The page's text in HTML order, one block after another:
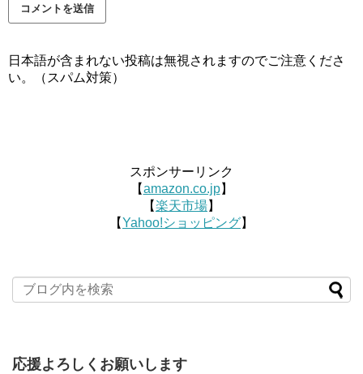
日本語が含まれない投稿は無視されますのでご注意くださ
い。（スパム対策）
スポンサーリンク
【amazon.co.jp】
【楽天市場】
【Yahoo!ショッピング】
応援よろしくお願いします